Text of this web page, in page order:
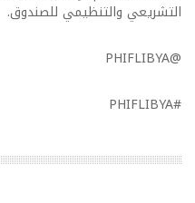
التشريعي والتنظيمي للصندوق.
@PHIFLIBYA
#PHIFLIBYA